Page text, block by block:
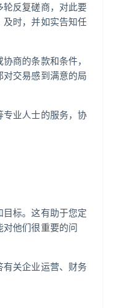
反复磋商，对此要
时，并如实告知任
商的条款和条件，
交易感到满意的局
业人士的服务，协
标。这有助于您定
他们很重要的问
关企业运营、财务